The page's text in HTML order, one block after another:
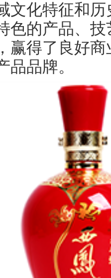
文化特征和
色的产品、
赢得了良好
品品牌。